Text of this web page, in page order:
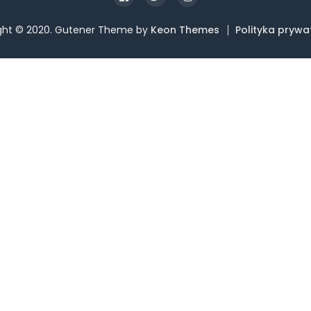
© 2020. Gutener Theme by Keon Themes Polityka